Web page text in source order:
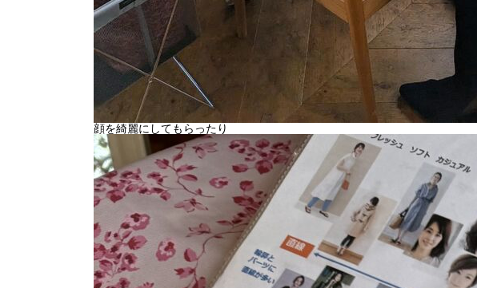
顔を綺麗にしてもらったり